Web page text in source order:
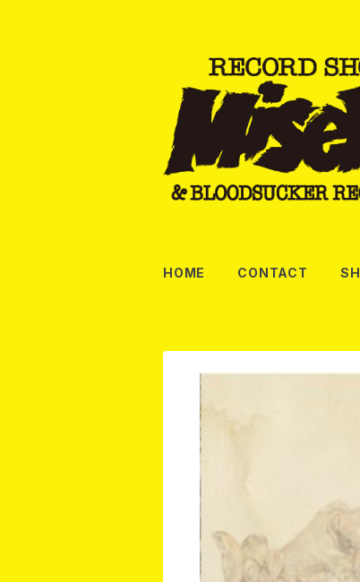
HOME CONTACT